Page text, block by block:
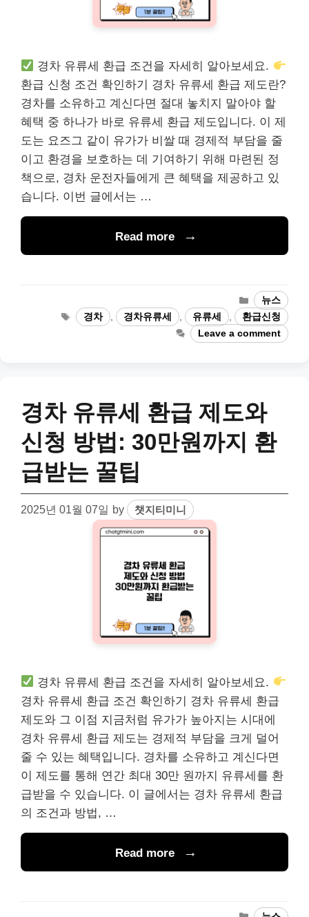
경차 유류세 환급 조건을 자세히 알아보세요.
환급 신청 조건 확인하기 경차 유류세 환급 제도란?
경차를 소유하고 계신다면 절대 놓치지 말아야 할
혜택 중 하나가 바로 유류세 환급 제도입니다. 이 제
도는 요즈그 같이 유가가 비쌀 때 경제적 부담을 줄
이고 환경을 보호하는 데 기여하기 위해 마련된 정
책으로, 경차 운전자들에게 큰 혜택을 제공하고 있
습니다. 이번 글에서는 …
Read more
Categories
뉴스
Tags경차 , 경차유류세 , 유류세 ,
환급신청
Leave a comment
경차 유류세 환급 제도와
신청 방법: 30만원까지 환
급받는 꿀팁
2025년 01월 07일 by 챗지티미니
경차 유류세 환급 조건을 자세히 알아보세요.
경차 유류세 환급 조건 확인하기 경차 유류세 환급
제도와 그 이점 지금처럼 유가가 높아지는 시대에
경차 유류세 환급 제도는 경제적 부담을 크게 덜어
줄 수 있는 혜택입니다. 경차를 소유하고 계신다면
이 제도를 통해 연간 최대 30만 원까지 유류세를 환
급받을 수 있습니다. 이 글에서는 경차 유류세 환급
의 조건과 방법, …
Read more
Categories